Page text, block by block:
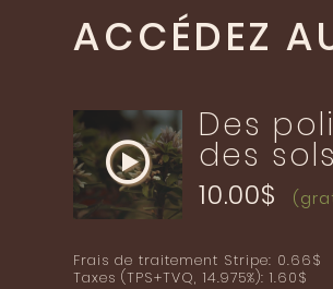
ACCÉDEZ
Des
des sols
10.00$
Frais de traitement Stripe: 0.66$
Taxes (TPS+TVQ, 14.975%): 1.60$